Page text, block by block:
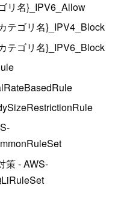
リ名}_IPV6_Allow
テゴリ名}_IPV4_Block
テゴリ名}_IPV6_Block
策 - AWS-